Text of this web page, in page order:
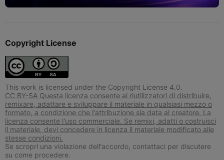
Copyright License
This work is licensed under the Copyright License 4.0.
CC BY-SA Questa licenza consente ai riutilizzatori di distribuire,
remixare, adattare e sviluppare il materiale in qualsiasi mezzo o
formato, a condizione che l'attribuzione sia data al creatore. La
licenza consente l'uso commerciale. Se remixi, adatti o costruisci
il materiale, devi concedere in licenza il materiale modificato alle
stesse condizioni.
Se scropri una violazione dell'accordo, contattaci per discutere
su come procedere.